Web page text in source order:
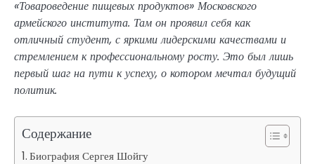
«Товароведение пищевых продуктов» Московского
армейского института. Там он проявил себя как
отличный студент, с яркими лидерскими качествами и
стремлением к профессиональному росту. Это был лишь
первый шаг на пути к успеху, о котором мечтал будущий
политик.
Содержание
Биография Сергея Шойгу